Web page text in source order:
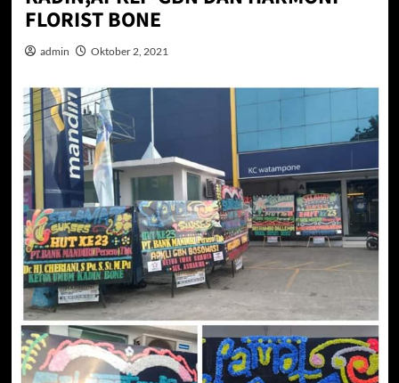
FLORIST BONE
admin Oktober 2, 2021